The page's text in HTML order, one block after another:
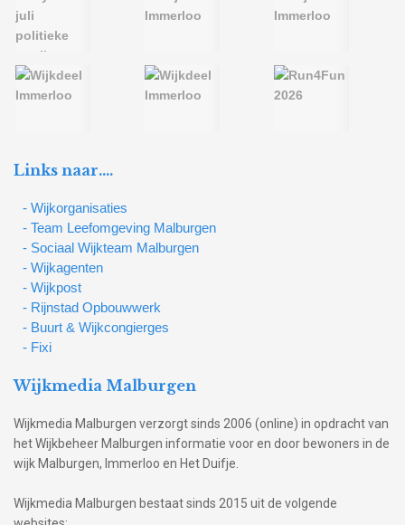
Links naar….
- Wijkorganisaties
- Team Leefomgeving Malburgen
- Sociaal Wijkteam Malburgen
- Wijkagenten
- Wijkpost
- Rijnstad Opbouwwerk
- Buurt & Wijkcongierges
- Fixi
Wijkmedia Malburgen
Wijkmedia Malburgen verzorgt sinds 2006 (online) in opdracht van
het Wijkbeheer Malburgen informatie voor en door bewoners in de
wijk Malburgen, Immerloo en Het Duifje.
Wijkmedia Malburgen bestaat sinds 2015 uit de volgende